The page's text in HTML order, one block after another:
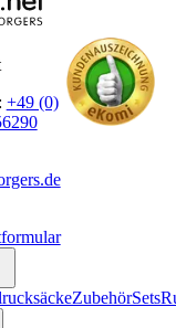
+49 (0)
ZubehörSets